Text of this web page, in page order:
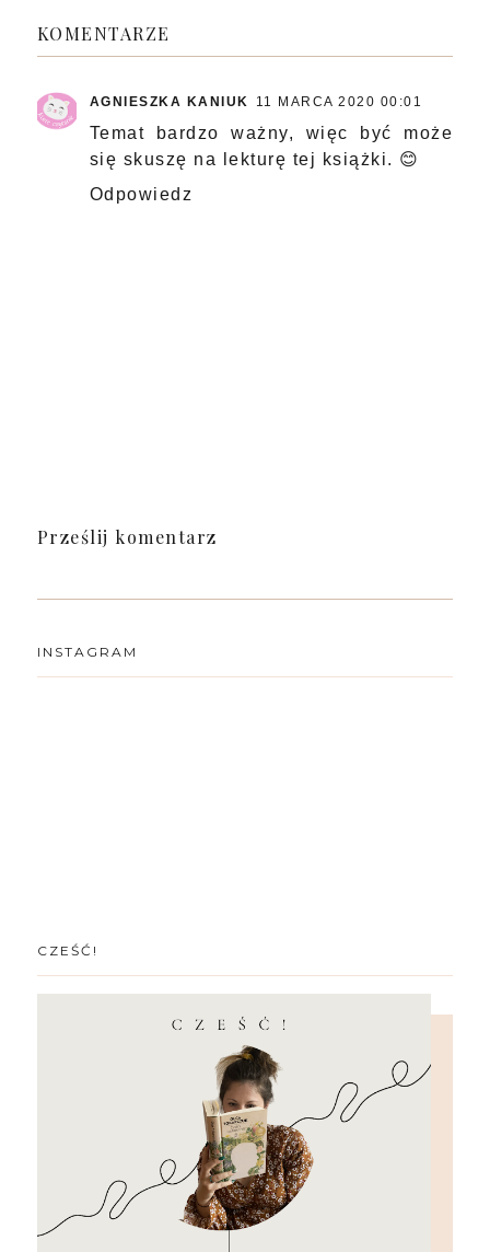
KOMENTARZE
AGNIESZKA KANIUK 11 MARCA 2020 00:01
Temat bardzo ważny, więc być może
się skuszę na lekturę tej książki. 😊
Odpowiedz
Prześlij komentarz
INSTAGRAM
CZEŚĆ!